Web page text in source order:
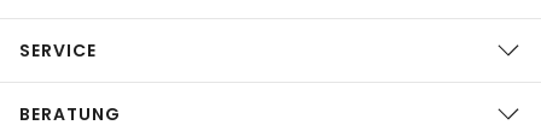
SERVICE
BERATUNG